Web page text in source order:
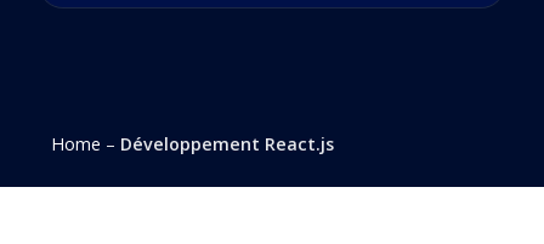
Home – Développement React.js